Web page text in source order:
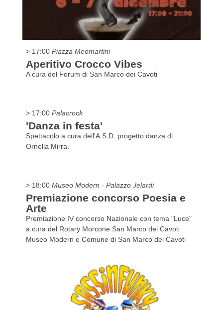
> 17:00 Piazza Meomartini
Aperitivo Crocco Vibes
A cura del Forum di San Marco dei Cavoti
> 17:00 Palacrock
'Danza in festa'
Spettacolo a cura dell'A.S.D. progetto danza di
Ornella Mirra.
> 18:00 Museo Modern - Palazzo Jelardi
Premiazione concorso Poesia e
Arte
Premiazione IV concorso Nazionale con tema "Luce"
a cura del Rotary Morcone San Marco dei Cavoti
Museo Modern e Comune di San Marco dei Cavoti